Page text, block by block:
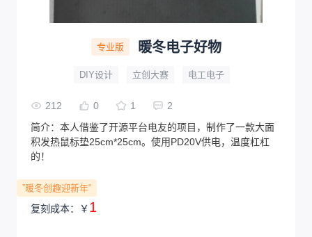
专业版 暖冬电子好物
DIY设计 立创大赛 电工电子
212 0 1
2
简介： 本人借鉴了开源平台电友的项目，制作了一款大面
积发热鼠标垫25cm*25cm。使用PD20V供电，温度杠杠
的！
”暖冬创趣迎新年“
复刻成本： ￥ 1